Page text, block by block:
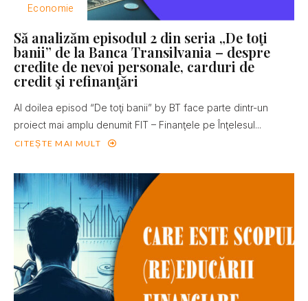
Economie
Să analizăm episodul 2 din seria „De toţi
banii” de la Banca Transilvania – despre
credite de nevoi personale, carduri de
credit şi refinanţări
Al doilea episod “De toţi banii” by BT face parte dintr-un
proiect mai amplu denumit FIT – Finanţele pe Înţelesul...
CITEȘTE MAI MULT